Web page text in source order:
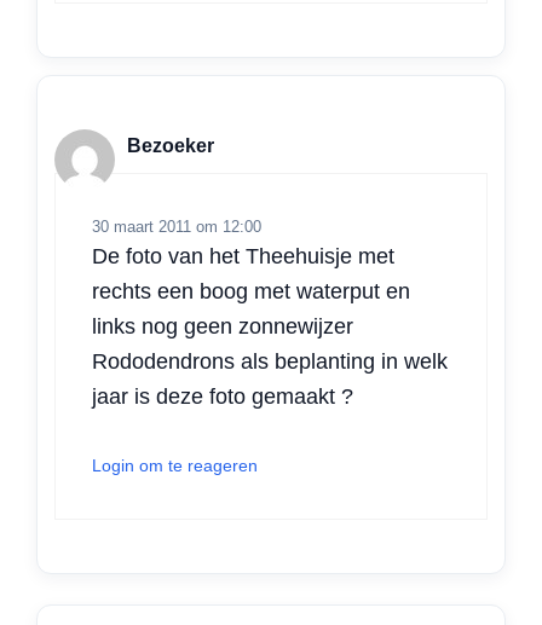
Bezoeker
30 maart 2011 om 12:00
De foto van het Theehuisje met
rechts een boog met waterput en
links nog geen zonnewijzer
Rododendrons als beplanting in welk
jaar is deze foto gemaakt ?
Login om te reageren